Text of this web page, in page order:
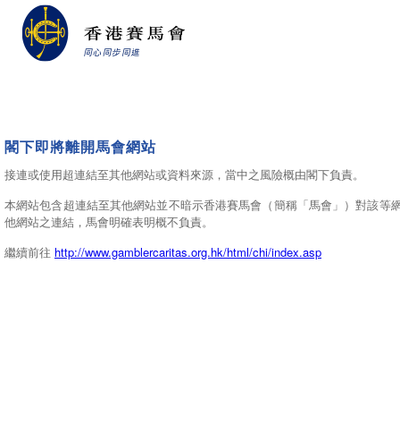
閣下即將離開馬會網站
接連或使用超連結至其他網站或資料來源，當中之風險概由閣下負責。
本網站包含超連結至其他網站並不暗示香港賽馬會（簡稱「馬會」）對該
他網站之連結，馬會明確表明概不負責。
繼續前往 http://www.gamblercaritas.org.hk/html/chi/index.asp